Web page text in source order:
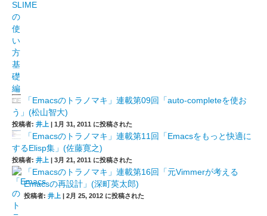
「Emacsのトラノマキ」連載第09回「auto-completeを使お
う」(松山智大)
投稿者: 井上 | 1月 31, 2011 に投稿された
「Emacsのトラノマキ」連載第11回「Emacsをもっと快適に
するElisp集」(佐藤寛之)
投稿者: 井上 | 3月 21, 2011 に投稿された
「Emacsのトラノマキ」連載第16回「元Vimmerが考える
Emacsの再設計」(深町英太郎)
投稿者: 井上 | 2月 25, 2012 に投稿された